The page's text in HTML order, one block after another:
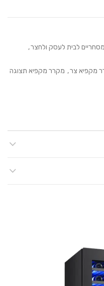
לבית לעסק ולחצר,
מקפיא צר, מקרר מקפיא תצוגה